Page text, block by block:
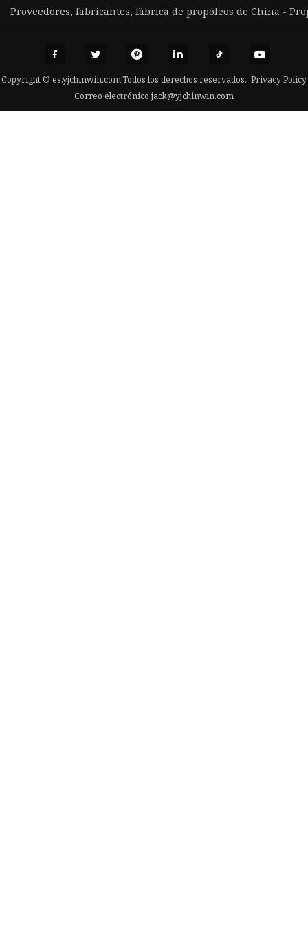
Proveedores, fabricantes, fábrica de propóleos de China -
Copyright © es.yjchinwin.com,Todos los derechos reservados. Privacy Policy
Correo electrónicojack@yjchinwin.com